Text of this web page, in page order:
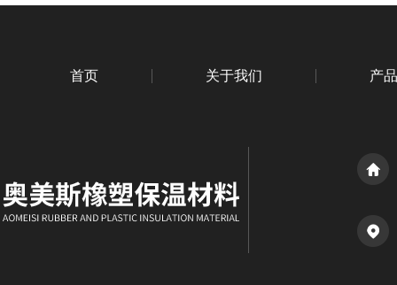
首页 关于我们 产